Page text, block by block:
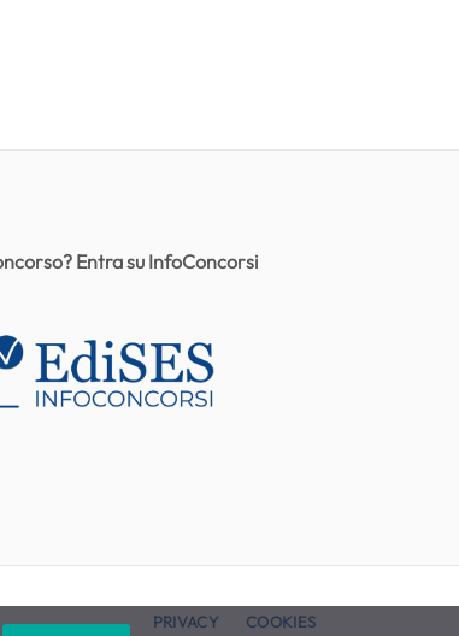
Entra su InfoConcorsi
PRIVACY
COOKIES